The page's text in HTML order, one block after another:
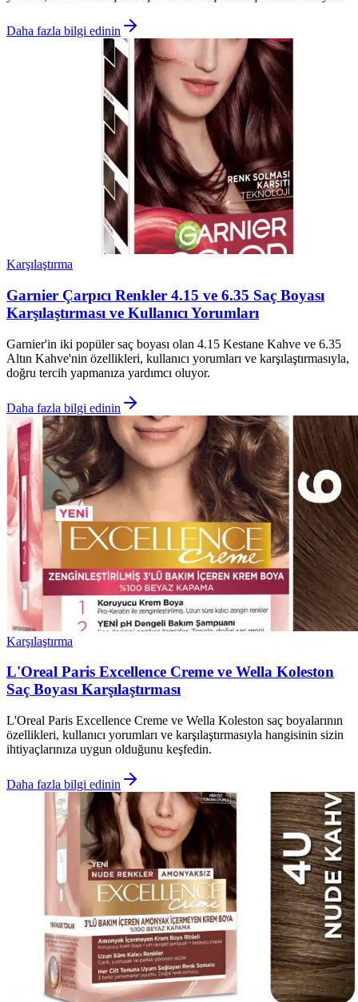
Daha fazla bilgi edinin
Karşılaştırma
Garnier Çarpıcı Renkler 4.15 ve 6.35 Saç Boyası
Karşılaştırması ve Kullanıcı Yorumları
Garnier'in iki popüler saç boyası olan 4.15 Kestane Kahve ve 6.35
Altın Kahve'nin özellikleri, kullanıcı yorumları ve karşılaştırmasıyla,
doğru tercih yapmanıza yardımcı oluyor.
Daha fazla bilgi edinin
Karşılaştırma
L'Oreal Paris Excellence Creme ve Wella Koleston
Saç Boyası Karşılaştırması
L'Oreal Paris Excellence Creme ve Wella Koleston saç boyalarının
özellikleri, kullanıcı yorumları ve karşılaştırmasıyla hangisinin sizin
ihtiyaçlarınıza uygun olduğunu keşfedin.
Daha fazla bilgi edinin